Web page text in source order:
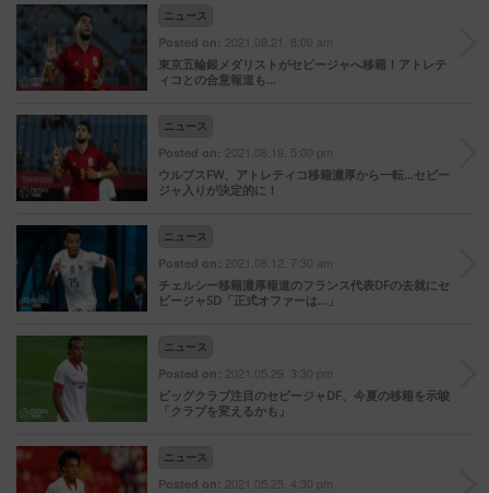
ニュース
Posted on: 2021.08.21. 8:00 am
東京五輪銀メダリストがセビージャへ移籍！アトレテ
ィコとの合意報道も…
ニュース
Posted on: 2021.08.19. 5:00 pm
ウルブスFW、アトレティコ移籍濃厚から一転…セビー
ジャ入りが決定的に！
ニュース
Posted on: 2021.08.12. 7:30 am
チェルシー移籍濃厚報道のフランス代表DFの去就にセ
ビージャSD「正式オファーは…」
ニュース
Posted on: 2021.05.29. 3:30 pm
ビッグクラブ注目のセビージャDF、今夏の移籍を示唆
「クラブを変えるかも」
ニュース
Posted on: 2021.05.25. 4:30 pm